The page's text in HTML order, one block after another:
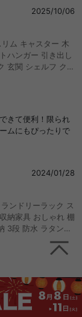
2025/10/06
ム キャスター 木
ハンガー 引き出し
玄関 シェルフ クロ
きて便利！限られ
ムにもぴったりで
2024/01/28
ンドリーラック ス
納家具 おしゃれ 棚
3段 防水 ラタン調
付き 完成品 収納棚